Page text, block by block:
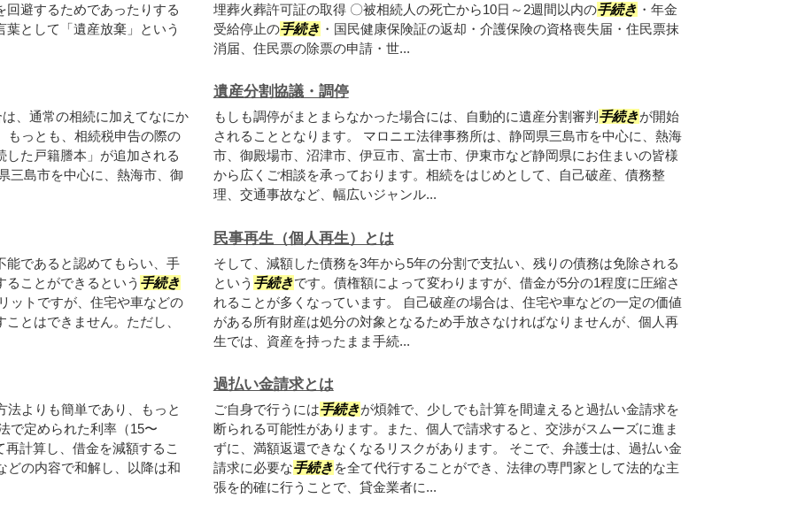
避するためであったりする
葉として「遺産放棄」という
埋葬火葬許可証の取得 〇被相続人の死亡から10日～2週間以内の手続き ・年金
受給停止の手続き ・国民健康保険証の返却・介護保険の資格喪失届・住民票抹
消届、住民票の除票の申請・世...
、通常の相続に加えてなにか
もっとも、相続税申告の際の
た戸籍謄本」が追加される
三島市を中心に、熱海市、御
遺産分割協議・調停
もしも調停がまとまらなかった場合には、自動的に遺産分割審判 手続きが開始
されることとなります。 マロニエ法律事務所は、静岡県三島市を中心に、熱海
市、御殿場市、沼津市、伊豆市、富士市、伊東市など静岡県にお住まいの皆様
から広くご相談を承っております。相続をはじめとして、自己破産、債務整
理、交通事故など、幅広いジャンル...
能であると認めてもらい、手
ことができるという 手続き
ットですが、住宅や車などの
とはできません。ただし、
民事再生（個人再生）とは
そして、減額した債務を3年から5年の分割で支払い、残りの債務は免除される
という 手続きです。債権額によって変わりますが、借金が5分の1程度に圧縮さ
れることが多くなっています。 自己破産の場合は、住宅や車などの一定の価値
がある所有財産は処分の対象となるため手放さなければなりませんが、個人再
生では、資産を持ったまま手続...
法よりも簡単であり、もっと
で定められた利率（15〜
計算し、借金を減額するこ
どの内容で和解し、以降は和
過払い金請求とは
ご自身で行うには手続きが煩雑で、少しでも計算を間違えると過払い金請求を
断られる可能性があります。また、個人で請求すると、交渉がスムーズに進ま
ずに、満額返還できなくなるリスクがあります。 そこで、弁護士は、過払い金
請求に必要な手続きを全て代行することができ、法律の専門家として法的な主
張を的確に行うことで、貸金業者に...